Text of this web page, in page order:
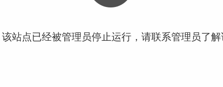
站点已经被管理员停止运行，请联系管理员了